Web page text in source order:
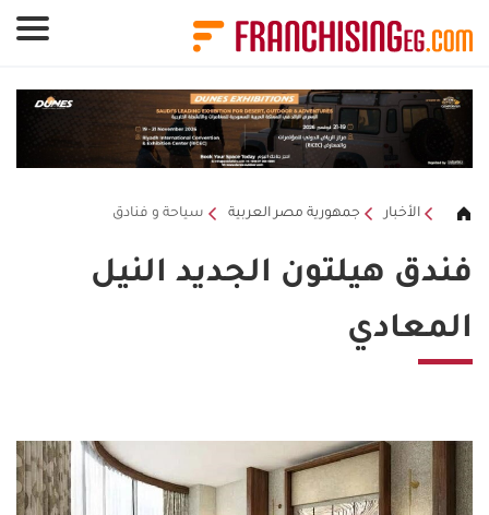
الأخبار جمهورية مصر العربية سياحة و فنادق
فندق هيلتون الجديد النيل
المعادي
لوحة إدارة ملفات تعريف الارتباط